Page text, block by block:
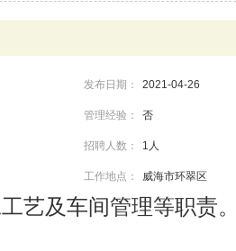
发布日期： 2021-04-26
管理经验： 否
招聘人数： 1人
工作地点： 威海市环翠区
艺及车间管理等职责。